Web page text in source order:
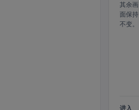
其余画
面保持
不变。
进入